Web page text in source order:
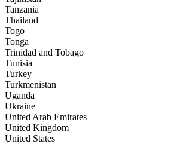
Tanzania
Thailand
Togo
Tonga
Trinidad and Tobago
Tunisia
Turkey
Turkmenistan
Uganda
Ukraine
United Arab Emirates
United Kingdom
United States